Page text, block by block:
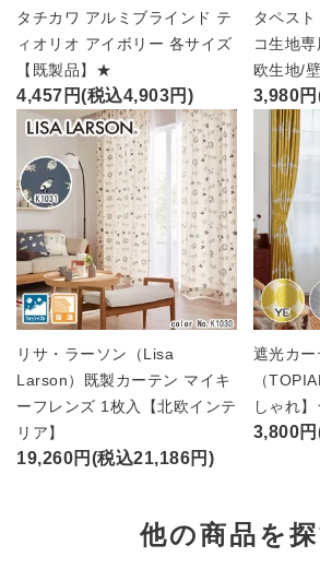
タチカワ アルミブラインド テ
ィオリオ アイボリー 各サイズ
【既製品】★
4,457円(税込4,903円)
タペス
コ生地
欧生地/
3,980
リサ・ラーソン（Lisa
Larson）既製カーテン マイキ
ーフレンズ 1枚入【北欧インテ
リア】
19,260円(税込21,186円)
遮光カ
（
しゃれ
3,800
他の商品を